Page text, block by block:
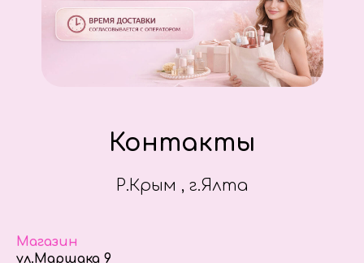
Контакты
Р.Крым , г.Ялта
Магазин
ул.Маршака 9